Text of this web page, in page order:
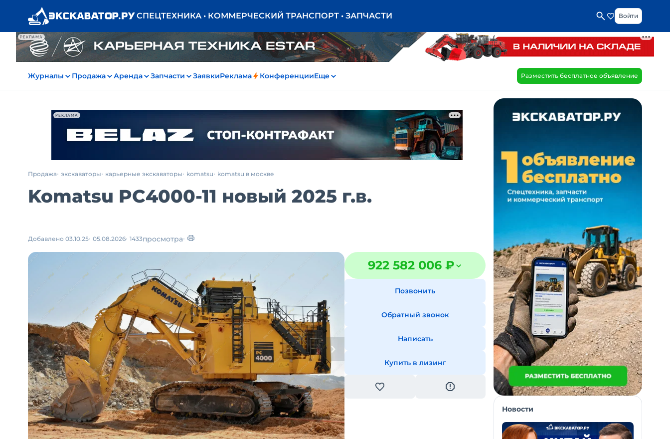
РЕКЛАМА
СПЕЦТЕХНИКА • КОММЕРЧЕСКИЙ ТРАНСПОРТ • ЗАПЧАСТИ Войти
Журналы Продажа Аренда Запчасти ЗаявкиРеклама КонференцииЕще Разместить бесплатное объявление
РЕКЛАМА
Продажа экскаваторы карьерные экскаваторы komatsu komatsu в москве
Komatsu PC4000-11 новый 2025 г.в.
Добавлено 03.10.25 05.08.2026 1433просмотра
922 582 006 ₽
Позвонить
Обратный звонок
Написать
Купить в лизинг
Новости